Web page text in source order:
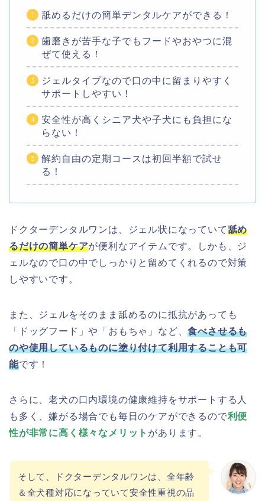
舐めるだけの簡単デンタルケアができる！
歯磨きが苦手な子でもフードやおやつに混
ぜて使える！
ジェルタイプなので口の中に留まりやすく
サポートしやすい！
安全性が高くシニア犬や子犬にも負担にな
らない！
解約自由の定期コースは初回半額で試せ
る！
ドクターデンタルワンは、ジェル状になっていて舐め
るだけの簡単ケアが便利なアイテムです。しかも、ジ
ェルなので口の中でしっかりと留めてくれるので対策
しやすいです。
また、ジェルをそのまま舐めるのに抵抗があっても
「ドッグフード」や「おもちゃ」など、食べさせるも
のや使用しているものに塗り付けて利用することも可
能です！
さらに、老犬の口内環境の健康維持をサポートする人
も多く、嫌がる場合でも毎日のケアができるので利便
性が非常に高く様々なメリット があります。
そして、ドクターデンタルワンは、全年齢
＆全犬種対応になっていて安全性重視の品